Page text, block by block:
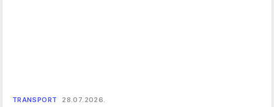
TRANSPORT 28.07.2026.